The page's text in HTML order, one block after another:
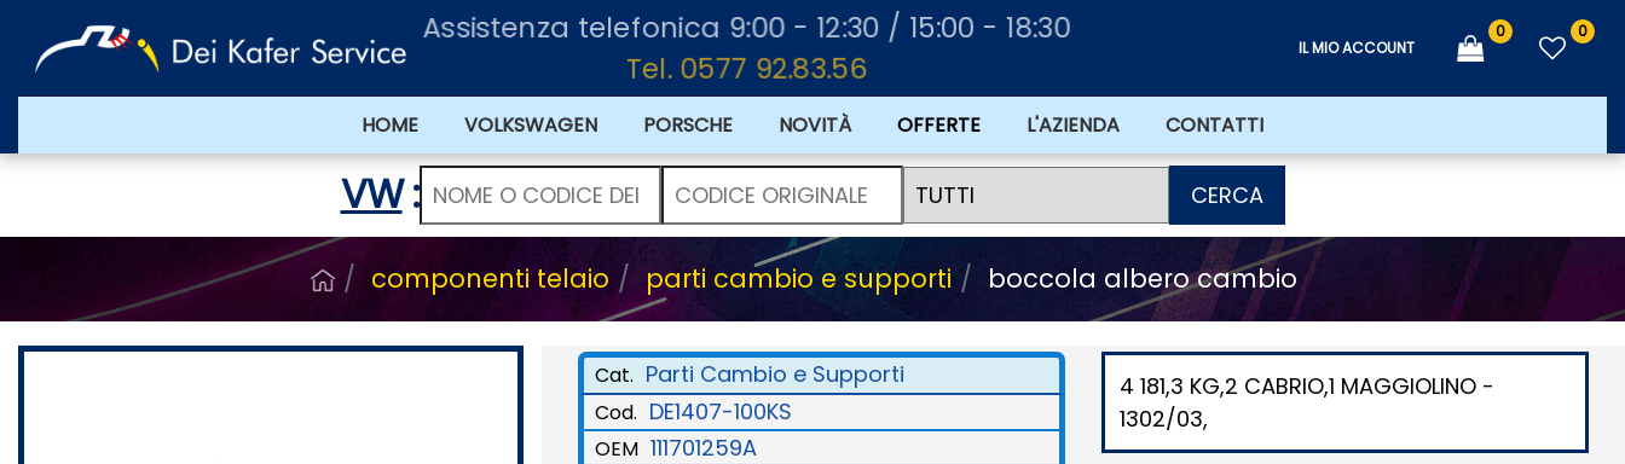
Assistenza telefonica 9:00 - 12:30 / 15:00 - 18:30
Tel. 0577 92.83.56
IL MIO ACCOUNT
0 0
HOME VOLKSWAGEN PORSCHE NOVITÀ L'AZIENDA CONTATTI
VW: CERCA
componenti telaio parti cambio e supporti boccola albero cambio
Cat. Parti Cambio e Supporti
Cod. DE1407-100KS
OEM 111701259A
4 181,3 KG,2 CABRIO,1 MAGGIOLINO -
1302/03,